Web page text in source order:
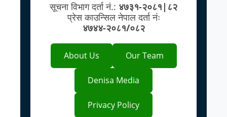
सूचना विभाग दर्ता नं.: ४७३१-२०८१|८२
प्रेस काउन्सिल नेपाल दर्ता नंः
४७४४-२०८१/०८२
About Us Our Team
Denisa Media
Privacy Policy